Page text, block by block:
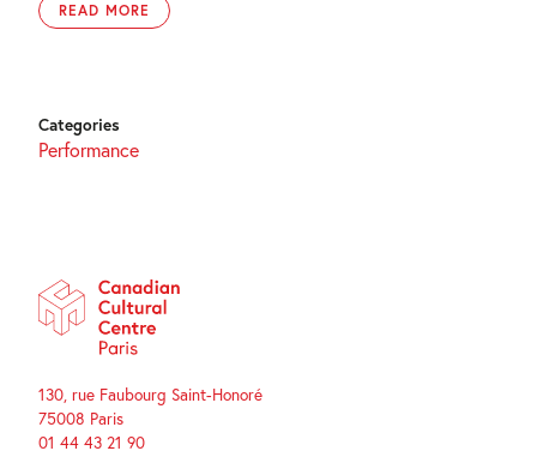
READ MORE
Categories
Performance
130, rue Faubourg Saint-Honoré
75008 Paris
01 44 43 21 90